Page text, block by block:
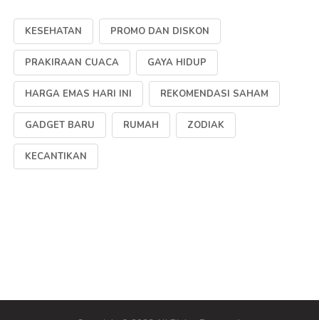
KESEHATAN PROMO DAN DISKON
PRAKIRAAN CUACA GAYA HIDUP
HARGA EMAS HARI INI REKOMENDASI SAHAM
GADGET BARU RUMAH ZODIAK
KECANTIKAN